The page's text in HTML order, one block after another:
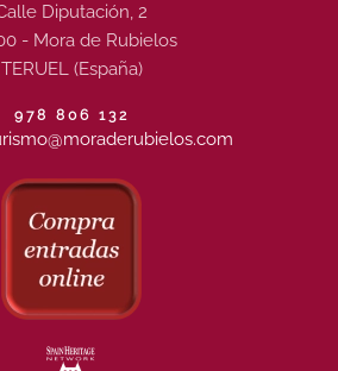
Diputación, 2
- Mora de Rubielos
TERUEL (España)
978 806 132